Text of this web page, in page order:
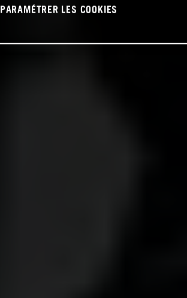
PARAMÉTRER LES COOKIES